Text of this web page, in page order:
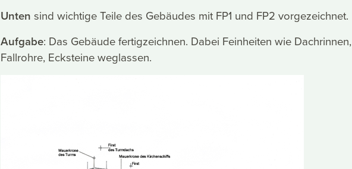
Unten sind wichtige Teile des Gebäudes mit FP1 und FP2 vorgezeichnet.
Aufgabe: Das Gebäude fertigzeichnen. Dabei Feinheiten wie Dachrinnen,
Fallrohre, Ecksteine weglassen.